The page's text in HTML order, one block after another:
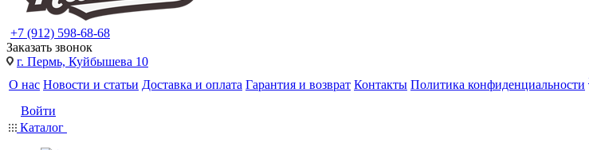
+7 (912) 598-68-68
Заказать звонок
г. Пермь, Куйбышева 10
О нас Новости и статьи Доставка и оплата Гарантия и возврат Контакты Политика конфиденциальности
Войти
Каталог